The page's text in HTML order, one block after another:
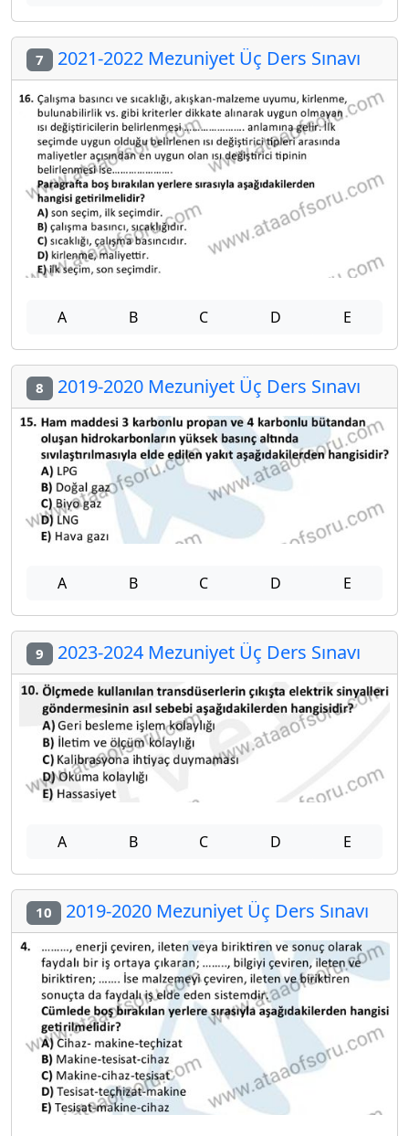
7 2021-2022 Mezuniyet Üç Ders Sınavı
A B C D E
8 2019-2020 Mezuniyet Üç Ders Sınavı
A B C D E
9 2023-2024 Mezuniyet Üç Ders Sınavı
A B C D E
10 2019-2020 Mezuniyet Üç Ders Sınavı